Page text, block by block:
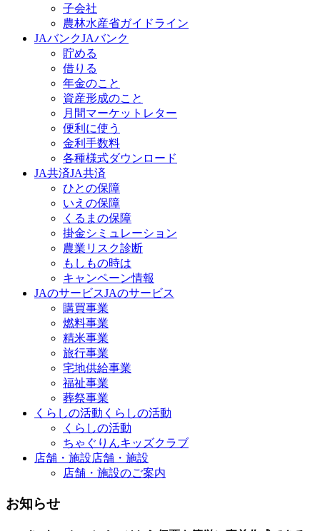
子会社
農林水産省ガイドライン
JAバンクJAバンク
貯める
借りる
年金のこと
資産形成のこと
月間マーケットレター
便利に使う
金利手数料
各種様式ダウンロード
JA共済JA共済
ひとの保障
いえの保障
くるまの保障
掛金シミュレーション
農業リスク診断
もしもの時は
キャンペーン情報
JAのサービスJAのサービス
購買事業
燃料事業
精米事業
旅行事業
宅地供給事業
福祉事業
葬祭事業
くらしの活動 くらしの活動
くらしの活動
ちゃぐりんキッズクラブ
店舗・施設店舗・施設
店舗・施設のご案内
お知らせ